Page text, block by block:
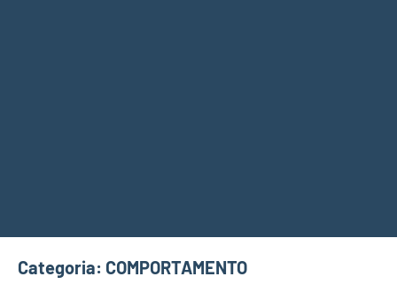
Categoria: COMPORTAMENTO